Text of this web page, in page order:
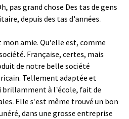
pas grand chose Des tas de gens
depuis des tas d'années.
mon amie. Qu'elle est, comme
Française, certes, mais
de notre belle société
Tellement adaptée et
brillamment à l'école, fait de
Elle s'est même trouvé un bon
dans une grosse entreprise